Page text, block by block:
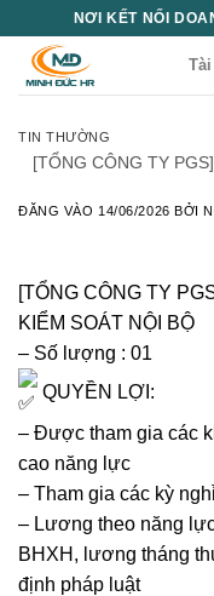
NƠI KẾT NỐI
TIN THƯỜNG
[TỔNG CÔNG TY
ĐĂNG VÀO 14/06/2026 BỞI
[TỔNG CÔNG TY
KIỂM SOÁT NỘI BỘ
– Số lượng : 01
QUYỀN LỢI:
– Được tham gia các
cao năng lực
– Tham gia các kỳ
– Lương theo năng
BHXH, lương tháng
định pháp luật